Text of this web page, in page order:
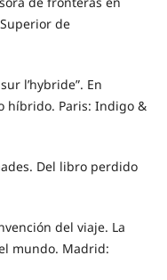
de
l’hybride”. En
híbrido. Paris: Indigo &
Del libro perdido
del viaje. La
mundo. Madrid: